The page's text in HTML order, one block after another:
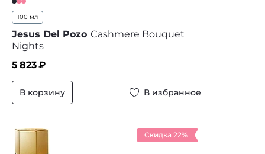
100 мл
Jesus Del Pozo Cashmere Bouquet
Nights
5 823₽
В корзину В избранное
Скидка 22%